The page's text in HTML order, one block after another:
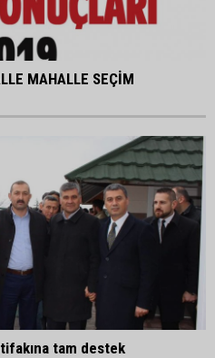
MAHALLE SEÇİM
tam destek